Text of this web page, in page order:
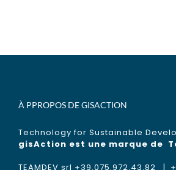
À PPROPOS DE GISACTION
Technology for Sustainable
gisAction est une marque de
TEAMDEV srl +39.075.972.43.82 |